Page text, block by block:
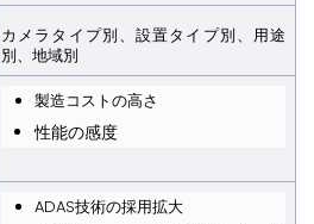
カメラタイプ別、設置タイプ別、用途
別、地域別
製造コストの高さ
性能の感度
ADAS技術の採用拡大